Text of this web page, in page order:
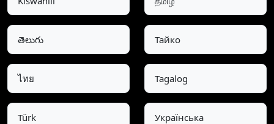
తెలుగు Тайко
ไทย Tagalog
Türk Українська